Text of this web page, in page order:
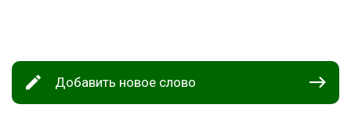
Добавить новое слово